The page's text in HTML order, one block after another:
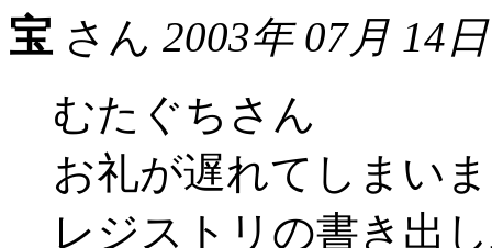
宝 さん 2003年 07月 14
むたぐちさん
お礼が遅れてしまい
レジストリの書き出